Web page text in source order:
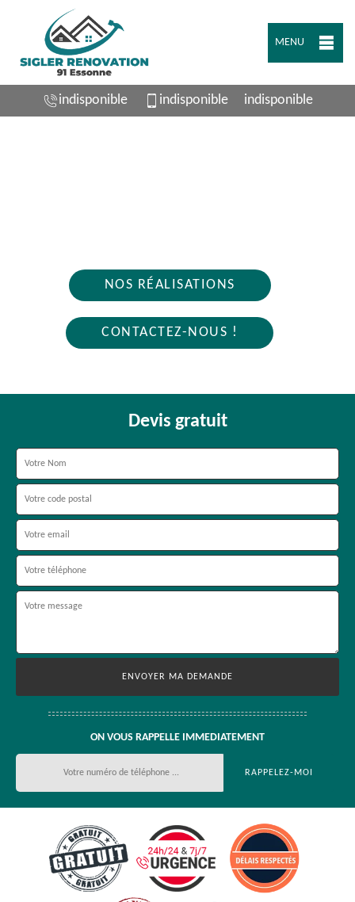
MENU
indisponible indisponible indisponible
NOS RÉALISATIONS
CONTACTEZ-NOUS !
Devis gratuit
ON VOUS RAPPELLE IMMEDIATEMENT